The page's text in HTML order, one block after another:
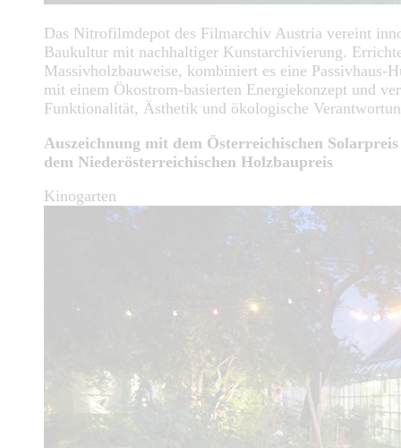
Das Nitrofilmdepot des Filmarchiv Austria vereint
Baukultur mit nachhaltiger Kunstarchivierung.
Massivholzbauweise, kombiniert es eine Passivhaus-
mit einem Ökostrom-basierten Energiekonzept und
Funktionalität, Ästhetik und ökologische
Auszeichnung mit dem Österreichischen
dem Niederösterreichischen Holzbaupreis
Kinogarten